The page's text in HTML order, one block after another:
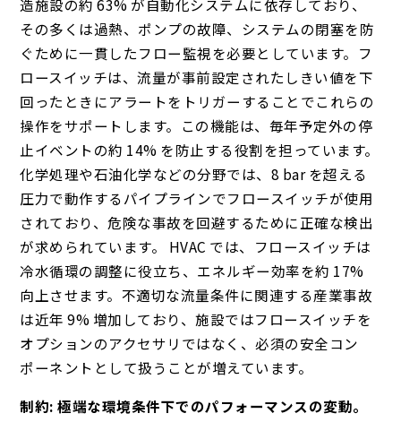
造施設の約 63% が自動化システムに依存しており、
その多くは過熱、ポンプの故障、システムの閉塞を防
ぐために一貫したフロー監視を必要としています。フ
ロースイッチは、流量が事前設定されたしきい値を下
回ったときにアラートをトリガーすることでこれらの
操作をサポートします。この機能は、毎年予定外の停
止イベントの約 14% を防止する役割を担っています。
化学処理や石油化学などの分野では、8 bar を超える
圧力で動作するパイプラインでフロースイッチが使用
されており、危険な事故を回避するために正確な検出
が求められています。 HVAC では、フロースイッチは
冷水循環の調整に役立ち、エネルギー効率を約 17%
向上させます。不適切な流量条件に関連する産業事故
は近年 9% 増加しており、施設ではフロースイッチを
オプションのアクセサリではなく、必須の安全コン
ポーネントとして扱うことが増えています。
制約: 極端な環境条件下でのパフォーマンスの変動。